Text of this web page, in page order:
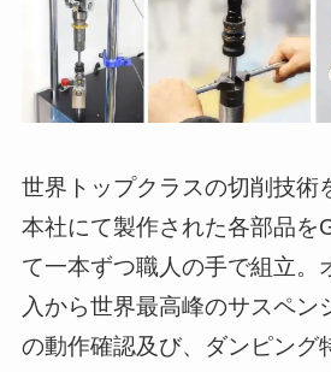
世界トップクラスの切削技術
本社にて製作された各部品を
て一本ずつ職人の手で組立。
入から世界最高峰のサスペン
の動作確認及び、ダンピング